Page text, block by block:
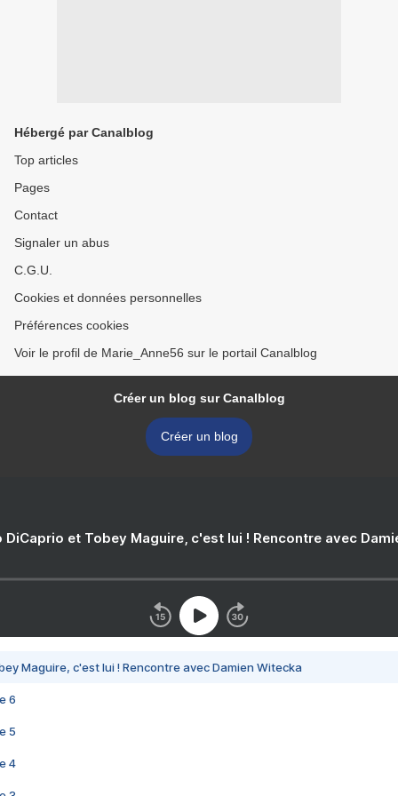
Hébergé par Canalblog
Top articles
Pages
Contact
Signaler un abus
C.G.U.
Cookies et données personnelles
Préférences cookies
Voir le profil de Marie_Anne56 sur le portail Canalblog
Créer un blog sur Canalblog
Créer un blog
DiCaprio et Tobey Maguire, c'est lui ! Rencontre avec
Maguire, c'est lui ! Rencontre avec Damien Witecka
6
5
4